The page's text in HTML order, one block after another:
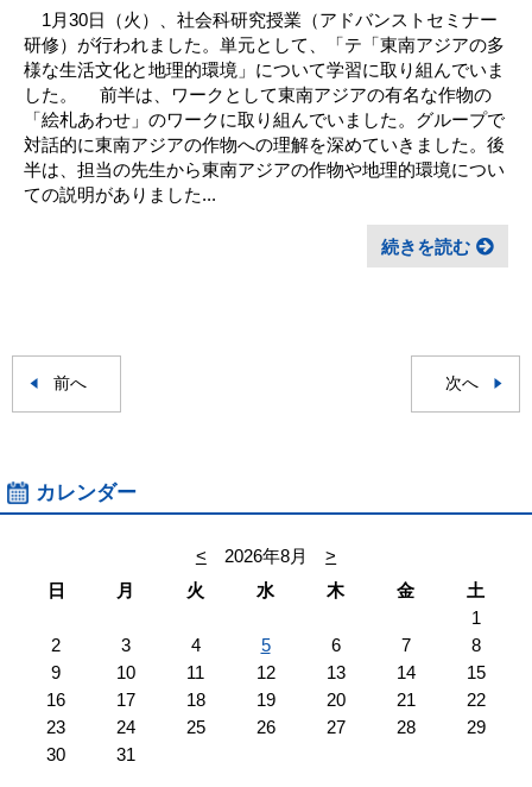
1月30日（火）、社会科研究授業（アドバンストセミナー
研修）が行われました。単元として、「テ「東南アジアの多
様な生活文化と地理的環境」について学習に取り組んでいま
した。 前半は、ワークとして東南アジアの有名な作物の
「絵札あわせ」のワークに取り組んでいました。グループで
対話的に東南アジアの作物への理解を深めていきました。後
半は、担当の先生から東南アジアの作物や地理的環境につい
ての説明がありました...
続きを読む
前へ 次へ
カレンダー
< 2026年8月
>
日
月 火 水 木 金
土
1
2
3 4 5 6 7
8
9
10 11 12 13 14
15
16
17 18 19 20 21
22
23
24 25 26 27 28
29
30
31